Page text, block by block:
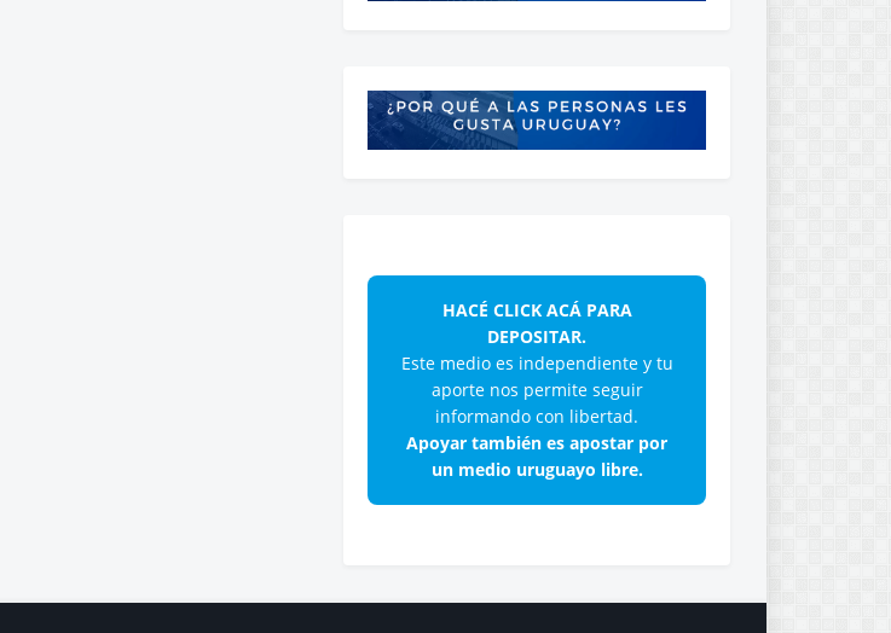
HACÉ CLICK ACÁ PARA
DEPOSITAR.
Este medio es independiente y tu
aporte nos permite seguir
informando con libertad.
Apoyar también es apostar por
un medio uruguayo libre.